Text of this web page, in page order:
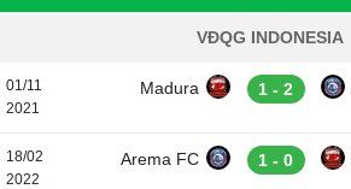
VĐQG INDONESIA
01/11
2021
Madura 1 - 2
18/02
2022
Arema FC 1 - 0